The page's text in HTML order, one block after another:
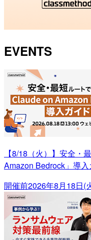
EVENTS
【8/18（火）】安全・
Amazon Bedrock」導入
開催前2026年8月18日(